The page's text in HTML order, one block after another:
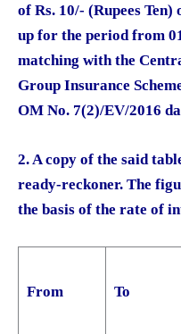
of Rs. 10/- (Rupees
up for the period from
matching with the
Group Insurance
OM No. 7(2)/EV/2016
2. A copy of the said
ready-reckoner. The
the basis of the rate of
From To